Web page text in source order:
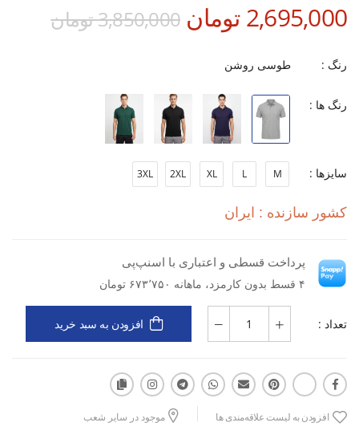
2,695,000 تومان 3,850,000 تومان
رنگ : طوسی روشن
رنگ ها :
سایزها : M
L
XL
2XL
3XL
کشور سازنده : ایران
پرداخت قسطی و اعتباری با اسنپ‌پی
۴ قسط بدون کارمزد، ماهانه ۶۷۳٬۷۵۰ تومان
تعداد : افزودن به سبد خرید
افزودن به لیست علاقه‌مندی ها موجود در سایر شعب